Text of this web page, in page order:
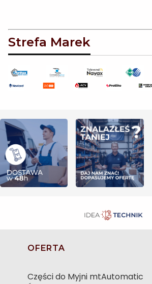
Strefa Marek
Linki w stopce
OFERTA
Części do Myjni mtAutomatic